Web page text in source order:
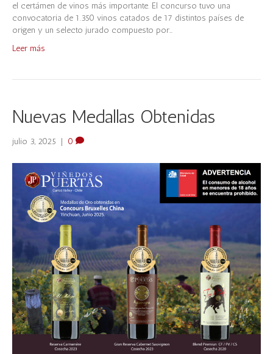
el certámen de vinos más importante. El concurso tuvo una
convocatoria de 1.350 vinos catados de 17 distintos países de
origen y un selecto jurado compuesto por…
Leer más
Nuevas Medallas Obtenidas
julio 3, 2025 | 0